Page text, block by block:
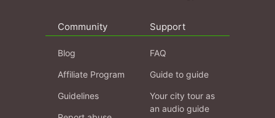
Community
Blog
Affiliate Program
Guidelines
Support
FAQ
Guide to guide
Your city tour as
an audio guide